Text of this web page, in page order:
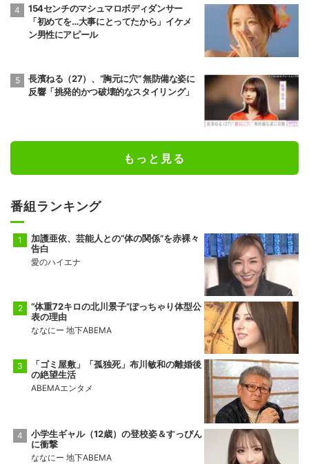
154センチのマシュマロボディダンサー
「初めてを…大事にとってたから」イケメ
ン男性にアピール
長濱ねる（27）、“胸元に穴” 無防備な姿に
反響「挑発的かつ破壊的なスタイリング」
もっと見る
番組ランキング
加護亜依、芸能人との“体の関係”を赤裸々
告白
愛のハイエナ
“体重72キロの北川景子”ぽっちゃり体型公
表の理由
ななにー 地下ABEMA
「ゴミ屋敷」「孤独死」布川敏和の離婚後
の絶望生活
ABEMAエンタメ
小学生ギャル（12歳）の登校姿＆すっぴん
に衝撃
ななにー 地下ABEMA